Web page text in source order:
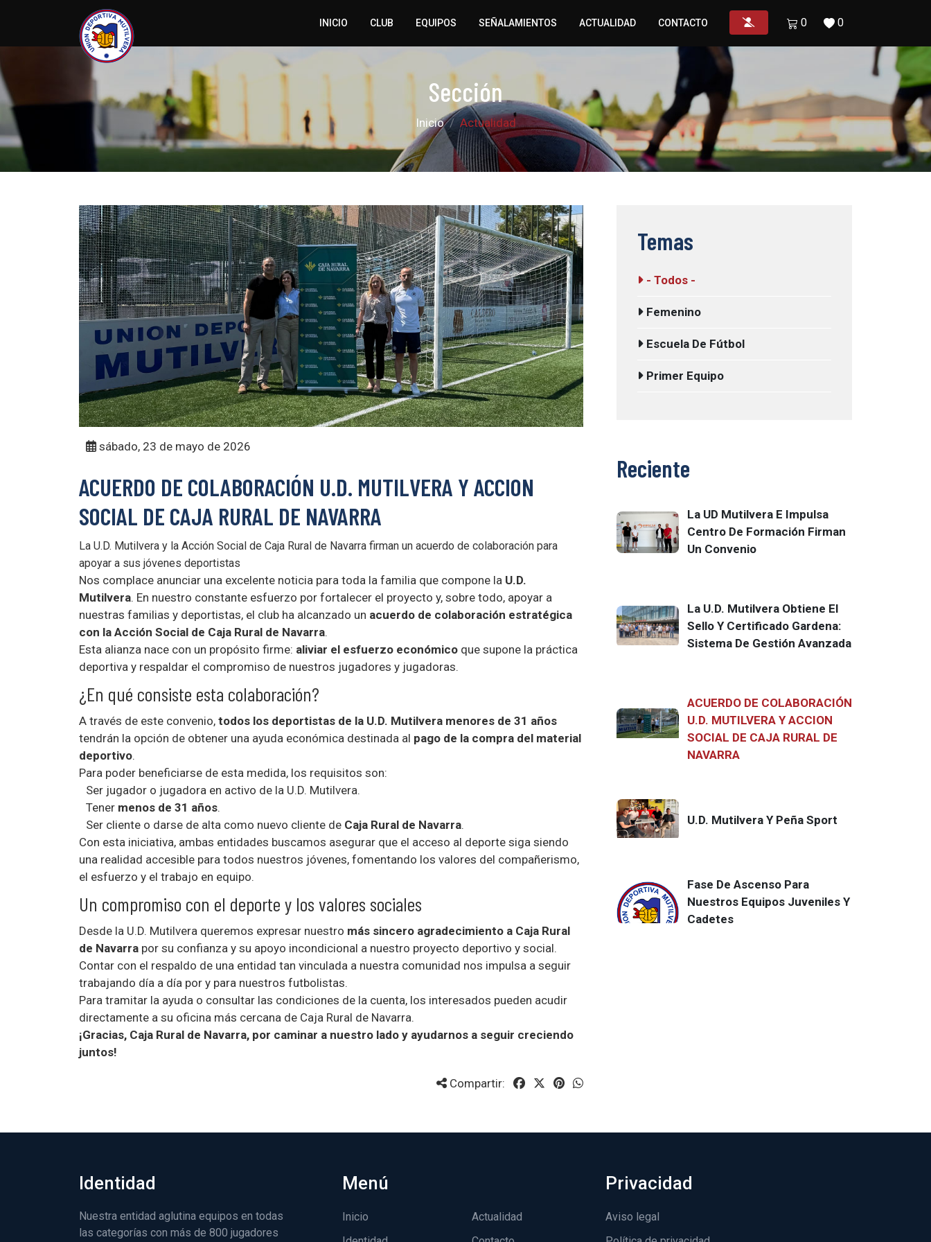
INICIO CLUB EQUIPOS SEÑALAMIENTOS ACTUALIDAD CONTACTO 0 0
Sección
Inicio Actualidad
sábado, 23 de mayo de 2026
ACUERDO DE COLABORACIÓN U.D. MUTILVERA Y ACCION
SOCIAL DE CAJA RURAL DE NAVARRA
La U.D. Mutilvera y la Acción Social de Caja Rural de Navarra firman un acuerdo de colaboración para
apoyar a sus jóvenes deportistas
Nos complace anunciar una excelente noticia para toda la familia que compone la U.D.
Mutilvera. En nuestro constante esfuerzo por fortalecer el proyecto y, sobre todo, apoyar a
nuestras familias y deportistas, el club ha alcanzado un acuerdo de colaboración estratégica
con la Acción Social de Caja Rural de Navarra.
Esta alianza nace con un propósito firme: aliviar el esfuerzo económico que supone la práctica
deportiva y respaldar el compromiso de nuestros jugadores y jugadoras.
¿En qué consiste esta colaboración?
A través de este convenio, todos los deportistas de la U.D. Mutilvera menores de 31 años
tendrán la opción de obtener una ayuda económica destinada al pago de la compra del material
deportivo.
Para poder beneficiarse de esta medida, los requisitos son:
Ser jugador o jugadora en activo de la U.D. Mutilvera.
Tener menos de 31 años.
Ser cliente o darse de alta como nuevo cliente de Caja Rural de Navarra.
Con esta iniciativa, ambas entidades buscamos asegurar que el acceso al deporte siga siendo
una realidad accesible para todos nuestros jóvenes, fomentando los valores del compañerismo,
el esfuerzo y el trabajo en equipo.
Un compromiso con el deporte y los valores sociales
Desde la U.D. Mutilvera queremos expresar nuestro más sincero agradecimiento a Caja Rural
de Navarra por su confianza y su apoyo incondicional a nuestro proyecto deportivo y social.
Contar con el respaldo de una entidad tan vinculada a nuestra comunidad nos impulsa a seguir
trabajando día a día por y para nuestros futbolistas.
Para tramitar la ayuda o consultar las condiciones de la cuenta, los interesados pueden acudir
directamente a su oficina más cercana de Caja Rural de Navarra.
¡Gracias, Caja Rural de Navarra, por caminar a nuestro lado y ayudarnos a seguir creciendo
juntos!
Compartir:
Temas
- Todos -
Femenino
Escuela De Fútbol
Primer Equipo
Reciente
La UD Mutilvera E Impulsa
Centro De Formación Firman
Un Convenio
La U.D. Mutilvera Obtiene El
Sello Y Certificado Gardena:
Sistema De Gestión Avanzada
ACUERDO DE COLABORACIÓN
U.D. MUTILVERA Y ACCION
SOCIAL DE CAJA RURAL DE
NAVARRA
U.D. Mutilvera Y Peña Sport
Fase De Ascenso Para
Nuestros Equipos Juveniles Y
Cadetes
Identidad
Nuestra entidad aglutina equipos en todas
las categorías con más de 800 jugadores
Menú
Inicio
Actualidad
Privacidad
Aviso legal